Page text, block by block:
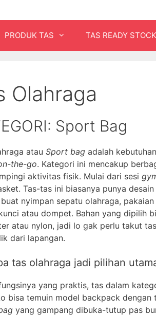
PRODUK TAS TAS READY STOCK
Olahraga
Sport Bag
atau Sport bag adalah
the-go. Kategori ini mencakup
aktivitas fisik. Mulai dari sesi
Tas-tas ini biasanya punya
nyimpan sepatu olahraga,
atau dompet. Bahan yang dipilih
atau nylon, jadi lo gak perlu takut
dari lapangan.
tas olahraga jadi pilihan
yang praktis, tas dalam
bisa temuin model backpack
yang gampang dibuka-tutup pas